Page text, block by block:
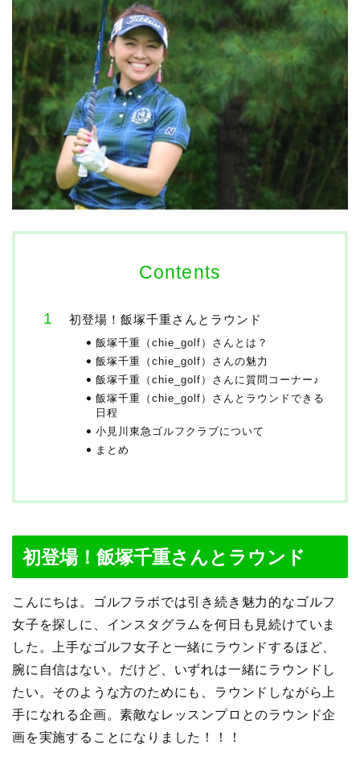
Contents
初登場！飯塚千重さんとラウンド
飯塚千重（chie_golf）さんとは？
飯塚千重（chie_golf）さんの魅力
飯塚千重（chie_golf）さんに質問コーナー♪
飯塚千重（chie_golf）さんとラウンドできる
日程
小見川東急ゴルフクラブについて
まとめ
初登場！飯塚千重さんとラウンド
こんにちは。ゴルフラボでは引き続き魅力的なゴルフ
女子を探しに、インスタグラムを何日も見続けていま
した。上手なゴルフ女子と一緒にラウンドするほど、
腕に自信はない。だけど、いずれは一緒にラウンドし
たい。そのような方のためにも、ラウンドしながら上
手になれる企画。素敵なレッスンプロとのラウンド企
画を実施することになりました！！！